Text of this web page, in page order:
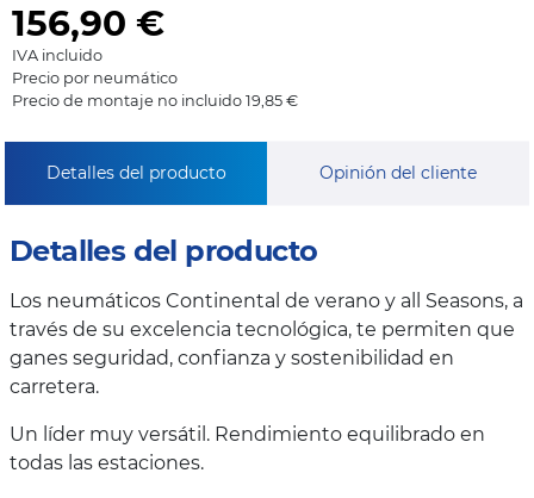
156,90 €
IVA incluido
Precio por neumático
Precio de montaje no incluido 19,85 €
Detalles del producto Opinión del cliente
Detalles del producto
Los neumáticos Continental de verano y all Seasons, a
través de su excelencia tecnológica, te permiten que
ganes seguridad, confianza y sostenibilidad en
carretera.
Un líder muy versátil. Rendimiento equilibrado en
todas las estaciones.